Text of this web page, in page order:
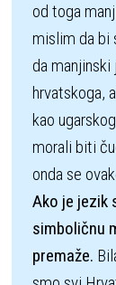
od toga
mislim da bi
da
hrvatskoga,
kao
morali biti
Ako je jezik
simboličnu
premaže.